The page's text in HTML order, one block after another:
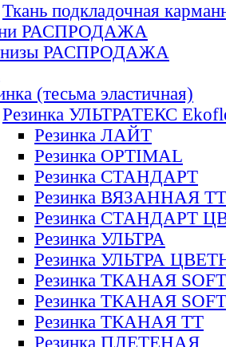
Ткань подкладочная
РАСПРОДАЖА
РАСПРОДАЖА
(тесьма эластичная)
Резинка УЛЬТРАТЕКС
Резинка ЛАЙТ
Резинка OPTIMAL
Резинка СТАНДАРТ
Резинка ВЯЗАННАЯ ТТ
Резинка СТАНДАРТ
Резинка УЛЬТРА
Резинка УЛЬТРА
Резинка ТКАНАЯ SOFT
Резинка ТКАНАЯ
Резинка ТКАНАЯ ТТ
Резинка ПЛЕТЕНАЯ